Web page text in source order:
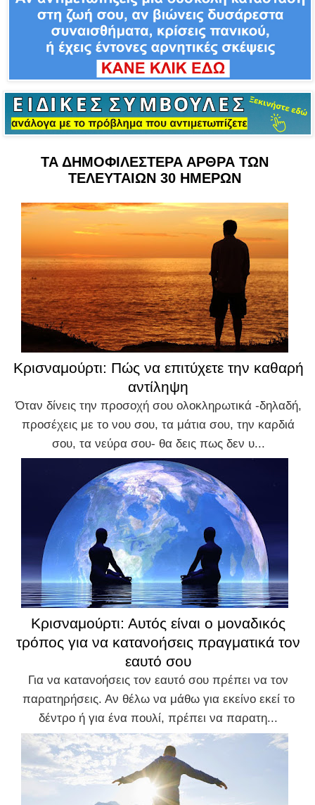
ΤΑ ΔΗΜΟΦΙΛΕΣΤΕΡΑ ΑΡΘΡΑ ΤΩΝ
ΤΕΛΕΥΤΑΙΩΝ 30 ΗΜΕΡΩΝ
Κρισναμούρτι: Πώς να επιτύχετε την καθαρή
αντίληψη
Όταν δίνεις την προσοχή σου ολοκληρωτικά -δηλαδή,
προσέχεις με το νου σου, τα μάτια σου, την καρδιά
σου, τα νεύρα σου- θα δεις πως δεν υ...
Κρισναμούρτι: Αυτός είναι ο μοναδικός
τρόπος για να κατανοήσεις πραγματικά τον
εαυτό σου
Για να κατανοήσεις τον εαυτό σου πρέπει να τον
παρατηρήσεις. Αν θέλω να μάθω για εκείνο εκεί το
δέντρο ή για ένα πουλί, πρέπει να παρατη...